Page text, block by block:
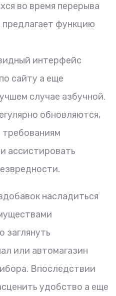
во время перерыва
функцию
интерфейс
сайту а еще
случае азбучной.
обновляются,
требованиям
ассистировать
насладиться
заглянуть
или автомагазин
Впоследствии
удобство а еще